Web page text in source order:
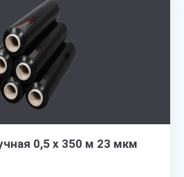
0,5 х 350 м 23 мкм